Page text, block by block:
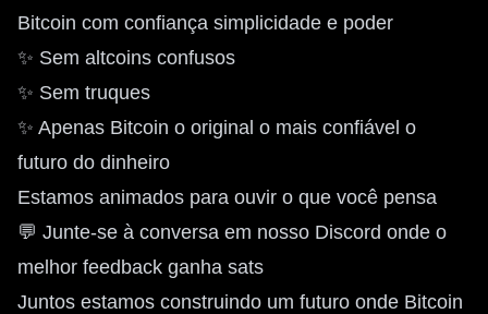
Bitcoin com confiança simplicidade e poder
✨ Sem altcoins confusos
✨ Sem truques
✨ Apenas Bitcoin o original o mais confiável o
futuro do dinheiro
Estamos animados para ouvir o que você pensa
💬 Junte-se à conversa em nosso Discord onde o
melhor feedback ganha sats
Juntos estamos construindo um futuro onde Bitcoin